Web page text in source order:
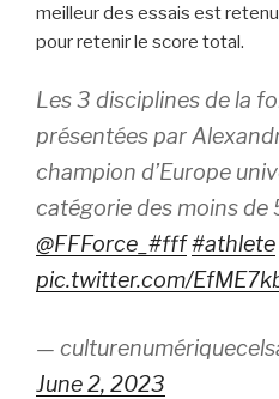
meilleur des essais est
pour retenir le score total.
Les 3 disciplines de la
présentées par
champion d’Europe
catégorie des moins de
@FFForce_ #fff#athlete
pic.twitter.com/
—
June 2, 2023